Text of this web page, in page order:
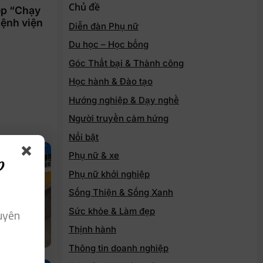
“Chạy
viện
NỔI BẬT
Chủ đề
Diễn đàn Phụ nữ
Du học – Học bổng
Góc Thất bại & Thành công
Học hành & Đào tạo
Hướng nghiệp & Dạy nghề
Người truyền cảm hứng
Nổi bật
Phụ nữ & xe
Phụ nữ khởi nghiệp
Sống Thiện & Sống Xanh
Sức khỏe & Làm đẹp
Thịnh hành
Thông tin doanh nghiệp